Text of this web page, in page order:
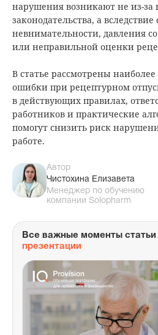
нарушения возникают не из-за
законодательства, а
невнимательности, давления
или неправильной оценки
В статье рассмотрены
ошибки при рецептурном
в действующих правилах,
работников и практические
помогут снизить риск
работе.
Автор
Чистохина Елизавета
Менеджер по обучению
компании Solopharm
Все важные моменты статьи
презентации